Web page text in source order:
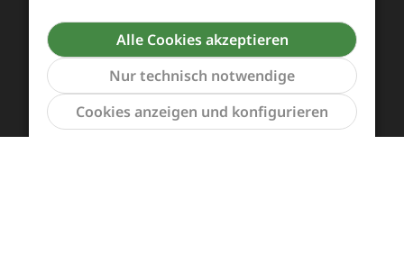
Alle Cookies akzeptieren
Nur technisch notwendige
Cookies anzeigen und konfigurieren